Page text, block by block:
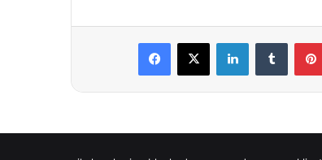
Facebook
X LinkedInTumblr